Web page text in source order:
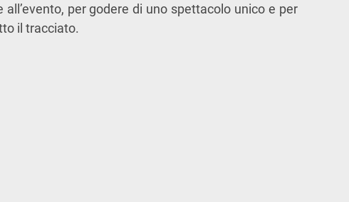
per godere di uno spettacolo unico e per
il tracciato.